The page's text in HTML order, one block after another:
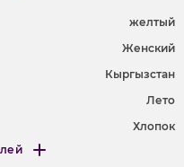
желтый
Женский
Кыргызстан
Лето
Хлопок